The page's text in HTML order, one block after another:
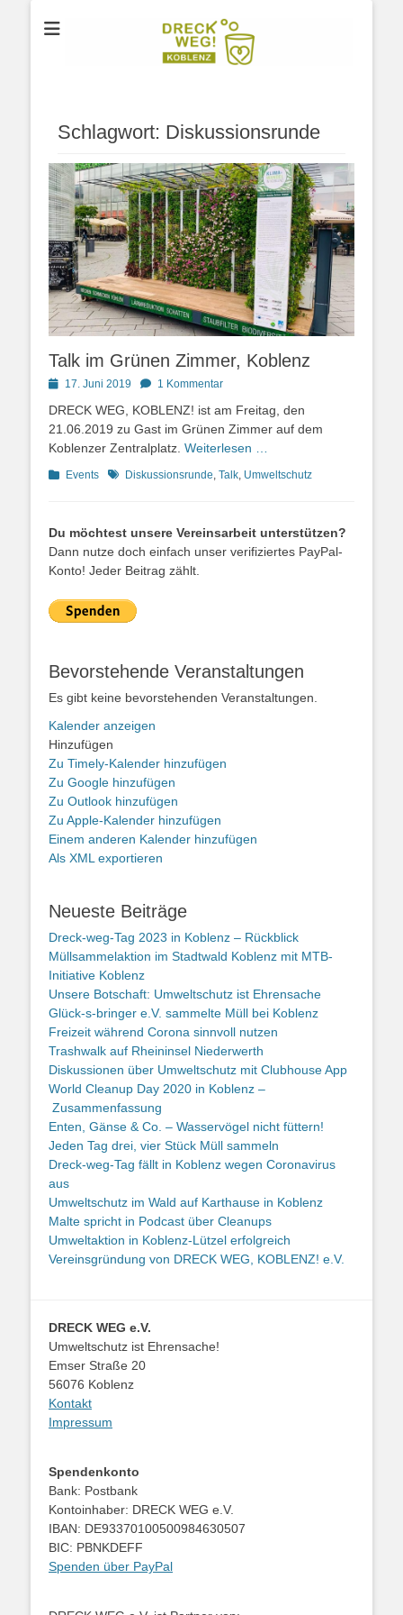
DRECK WEG e.V.
Der Verein für Umweltschutz aus Koblenz
Schlagwort: Diskussionsrunde
Talk im Grünen Zimmer, Koblenz
Posted17. Juni 2019 1 Kommentar
DRECK WEG, KOBLENZ! ist am Freitag, den
21.06.2019 zu Gast im Grünen Zimmer auf dem
Koblenzer Zentralplatz. Weiterlesen …
Kategorien
Events Schlagworte
Diskussionsrunde Talk Umweltschutz
Du möchtest unsere Vereinsarbeit unterstützen?
Dann nutze doch einfach unser verifiziertes PayPal-
Konto! Jeder Beitrag zählt.
Bevorstehende Veranstaltungen
Es gibt keine bevorstehenden Veranstaltungen.
Kalender anzeigen
Hinzufügen
Zu Timely-Kalender hinzufügen
Zu Google hinzufügen
Zu Outlook hinzufügen
Zu Apple-Kalender hinzufügen
Einem anderen Kalender hinzufügen
Als XML exportieren
Neueste Beiträge
Dreck-weg-Tag 2023 in Koblenz – Rückblick
Müllsammelaktion im Stadtwald Koblenz mit MTB-
Initiative Koblenz
Unsere Botschaft: Umweltschutz ist Ehrensache
Glück-s-bringer e.V. sammelte Müll bei Koblenz
Freizeit während Corona sinnvoll nutzen
Trashwalk auf Rheininsel Niederwerth
Diskussionen über Umweltschutz mit Clubhouse App
World Cleanup Day 2020 in Koblenz –
Zusammenfassung
Enten, Gänse & Co. – Wasservögel nicht füttern!
Jeden Tag drei, vier Stück Müll sammeln
Dreck-weg-Tag fällt in Koblenz wegen Coronavirus
aus
Umweltschutz im Wald auf Karthause in Koblenz
Malte spricht in Podcast über Cleanups
Umweltaktion in Koblenz-Lützel erfolgreich
Vereinsgründung von DRECK WEG, KOBLENZ! e.V.
DRECK WEG e.V.
Umweltschutz ist Ehrensache!
Emser Straße 20
56076 Koblenz
Kontakt
Impressum
Spendenkonto
Bank: Postbank
Kontoinhaber: DRECK WEG e.V.
IBAN: DE93370100500984630507
BIC: PBNKDEFF
Spenden über PayPal